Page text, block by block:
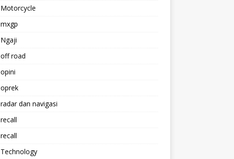
Motorcycle
mxgp
Ngaji
off road
opini
oprek
radar dan navigasi
recall
recall
Technology